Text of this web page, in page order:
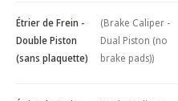
Étrier de Frein -
Double Piston
(sans plaquette)
(Brake Caliper -
Dual Piston (no
brake pads))